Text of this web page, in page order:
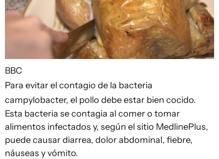
BBC
Para evitar el contagio de la bacteria
campylobacter, el pollo debe estar bien cocido.
Esta bacteria se contagia al comer o tomar
alimentos infectados y, según el sitio MedlinePlus,
puede causar diarrea, dolor abdominal, fiebre,
náuseas y vómito.